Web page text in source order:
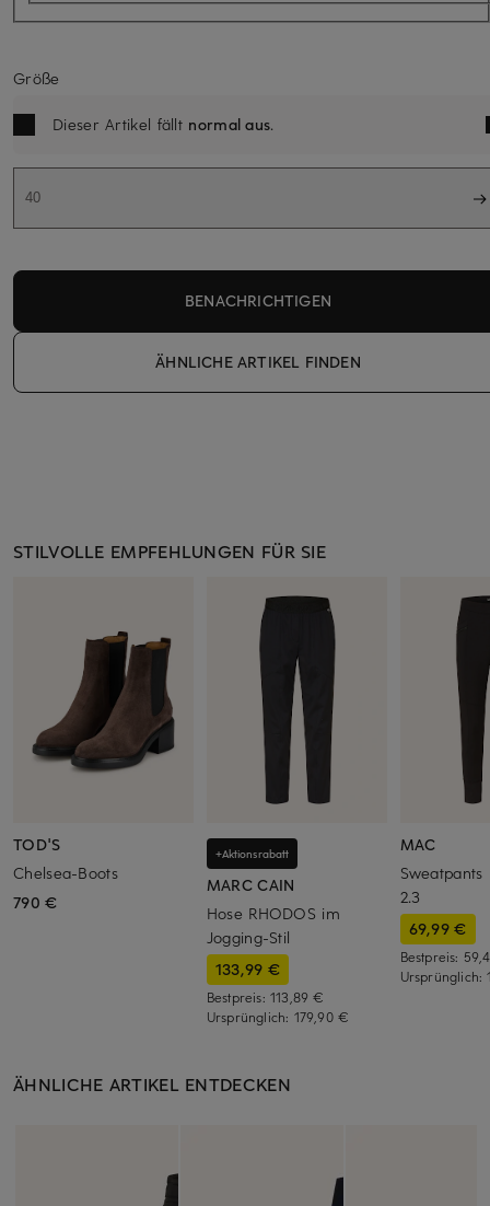
Größe
Dieser Artikel fällt normal aus.
40
BENACHRICHTIGEN
ÄHNLICHE ARTIKEL FINDEN
STILVOLLE EMPFEHLUNGEN FÜR SIE
TOD'S
Chelsea-Boots
790 €
+Aktionsrabatt
MARC CAIN
Hose RHODOS im
Jogging-Stil
133,99 €
Bestpreis: 113,89 €
Ursprünglich: 179,90 €
MAC
Sweatpants
2.3
69,99 €
Bestpreis:
Ursprünglich:
ÄHNLICHE ARTIKEL ENTDECKEN